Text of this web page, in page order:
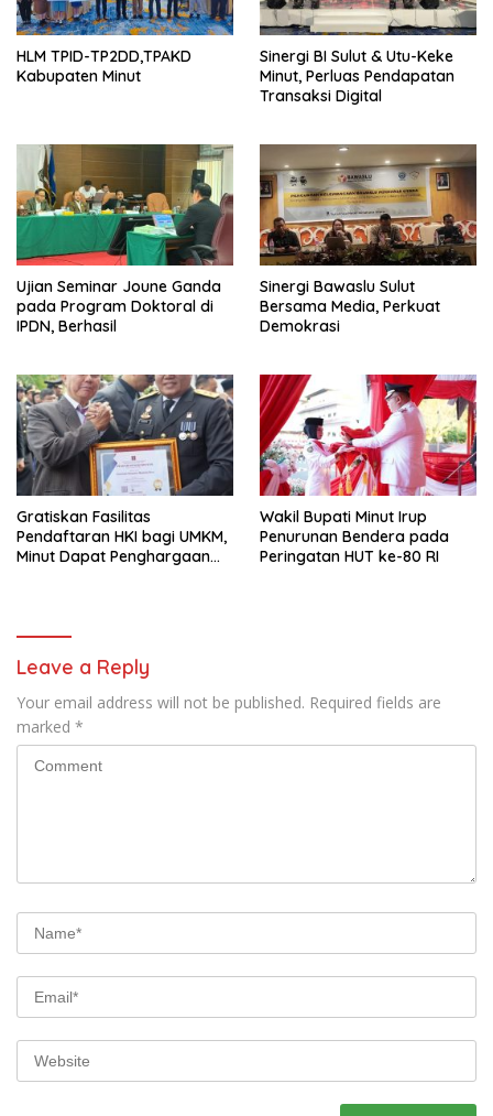
HLM TPID-TP2DD,TPAKD
Kabupaten Minut
Sinergi BI Sulut & Utu-Keke
Minut, Perluas Pendapatan
Transaksi Digital
Ujian Seminar Joune Ganda
pada Program Doktoral di
IPDN, Berhasil
Sinergi Bawaslu Sulut
Bersama Media, Perkuat
Demokrasi
Gratiskan Fasilitas
Pendaftaran HKI bagi UMKM,
Minut Dapat Penghargaan
Wakil Bupati Minut Irup
Penurunan Bendera pada
Peringatan HUT ke-80 RI
Leave a Reply
Your email address will not be published. Required fields are
marked *